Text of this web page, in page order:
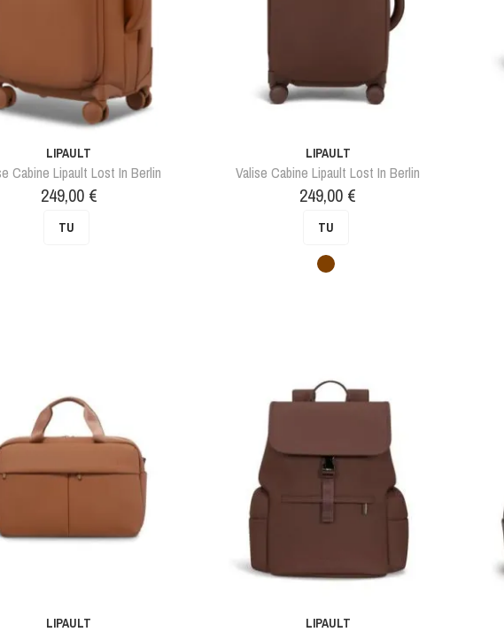
LIPAULT
Cabine Lipault Lost In Berlin
Prix
249,00 €
TU
LIPAULT
Valise Cabine Lipault Lost In Berlin
Prix
249,00 €
TU
Marron
LIPAULT LIPAULT